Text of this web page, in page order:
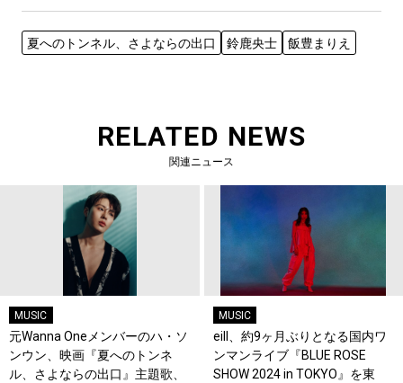
夏へのトンネル、さよならの出口 鈴鹿央士 飯豊まりえ
RELATED NEWS
関連ニュース
MUSIC
元Wanna Oneメンバーのハ・ソ
ンウン、映画『夏へのトンネ
ル、さよならの出口』主題歌、
MUSIC
eill、約9ヶ月ぶりとなる国内ワ
ンマンライブ『BLUE ROSE
SHOW 2024 in TOKYO』を東